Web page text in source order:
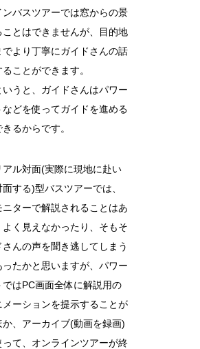
ンバスツアーでは窓からの景
ことはできませんが、目的地
でより丁寧にガイドさんの話
ことができます。
いうと、ガイドさんはパワー
などを使ってガイドを進める
るからです。
アル対面(実際に現地に赴い
する)型バスツアーでは、
ニターで解説されることはあ
よく見えなかったり、そもそ
さんの声を聞き逃してしまう
ったかと思いますが、パワー
ではPC画面全体に解説用の
メーションを提示することが
か、アーカイブ(動画を録画)
って、オンラインツアーが終